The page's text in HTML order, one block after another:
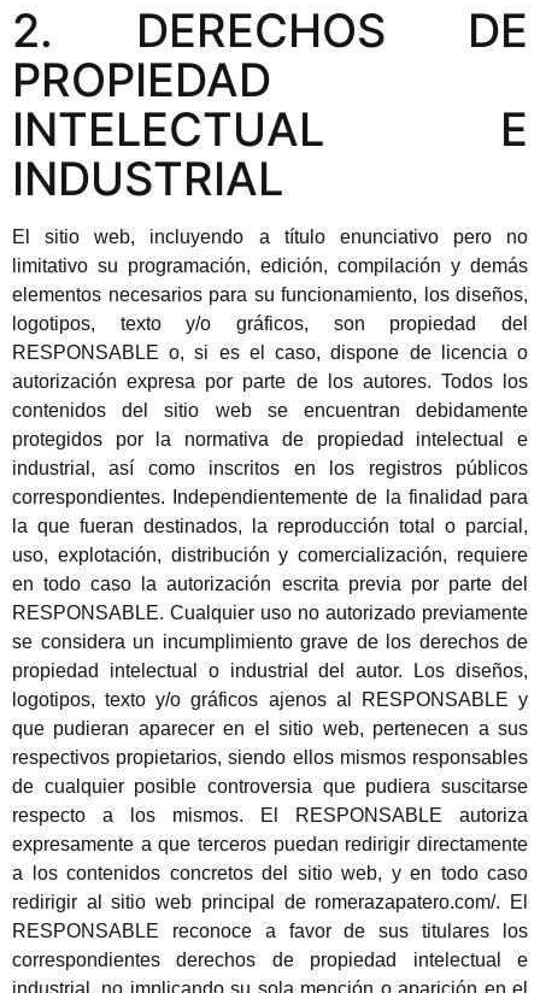
2. DERECHOS DE
PROPIEDAD
INTELECTUAL E
INDUSTRIAL
El sitio web, incluyendo a título enunciativo pero no
limitativo su programación, edición, compilación y demás
elementos necesarios para su funcionamiento, los diseños,
logotipos, texto y/o gráficos, son propiedad del
RESPONSABLE o, si es el caso, dispone de licencia o
autorización expresa por parte de los autores. Todos los
contenidos del sitio web se encuentran debidamente
protegidos por la normativa de propiedad intelectual e
industrial, así como inscritos en los registros públicos
correspondientes. Independientemente de la finalidad para
la que fueran destinados, la reproducción total o parcial,
uso, explotación, distribución y comercialización, requiere
en todo caso la autorización escrita previa por parte del
RESPONSABLE. Cualquier uso no autorizado previamente
se considera un incumplimiento grave de los derechos de
propiedad intelectual o industrial del autor. Los diseños,
logotipos, texto y/o gráficos ajenos al RESPONSABLE y
que pudieran aparecer en el sitio web, pertenecen a sus
respectivos propietarios, siendo ellos mismos responsables
de cualquier posible controversia que pudiera suscitarse
respecto a los mismos. El RESPONSABLE autoriza
expresamente a que terceros puedan redirigir directamente
a los contenidos concretos del sitio web, y en todo caso
redirigir al sitio web principal de romerazapatero.com/. El
RESPONSABLE reconoce a favor de sus titulares los
correspondientes derechos de propiedad intelectual e
industrial, no implicando su sola mención o aparición en el